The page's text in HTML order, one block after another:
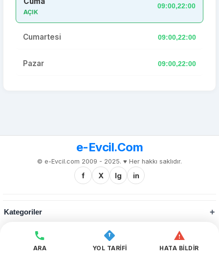
AÇIK
09:00,22:00
Cumartesi 09:00,22:00
Pazar 09:00,22:00
ARA YOL TARİFİ HATA BİLDİR
e-Evcil.Com
© e-Evcil.com 2009 - 2025. ♥️ Her hakkı saklıdır.
f X Ig in
Kategoriler
Kurumsal